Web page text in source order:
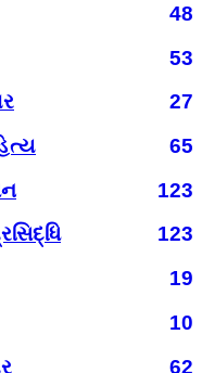
48
53
27
65
123
123
19
10
62